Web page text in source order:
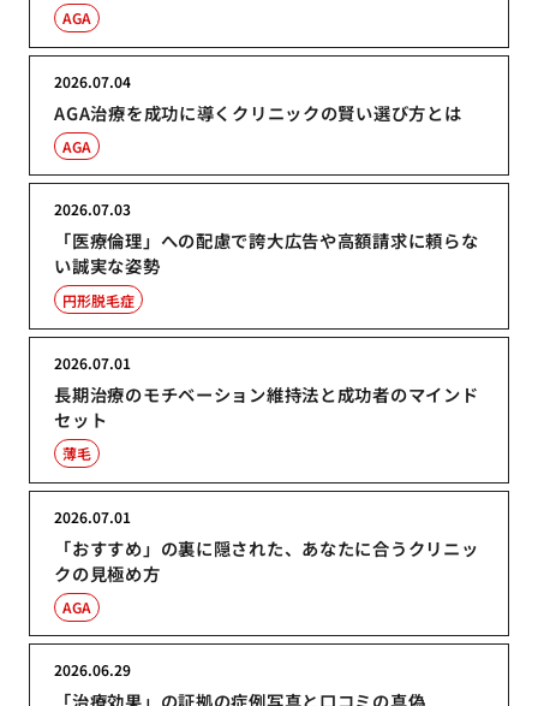
AGA
AGA治療を成功に導くクリニックの賢い選び方とは
2026.07.04
AGA
「医療倫理」への配慮で誇大広告や高額請求に頼らな
い誠実な姿勢
2026.07.03
円形脱毛症
長期治療のモチベーション維持法と成功者のマインド
セット
2026.07.01
薄毛
「おすすめ」の裏に隠された、あなたに合うクリニッ
クの見極め方
2026.07.01
AGA
2026.06.29